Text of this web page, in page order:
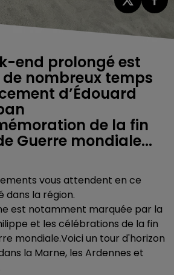
end prolongé est
nombreux temps
d’Édouard
de la fin
Guerre mondiale...
vous attendent en ce
la région.
est notamment marquée par la
et les célébrations de la fin
mondiale.Voici un tour d'horizon
la Marne, les Ardennes et